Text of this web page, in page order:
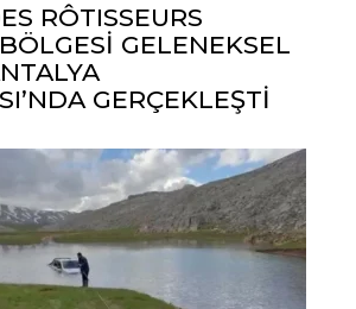
RÔTISSEURS
GELENEKSEL
GERÇEKLEŞTİ